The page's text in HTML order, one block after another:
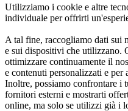
Utilizziamo i cookie e altre
individuale per offrirti
A tal fine, raccogliamo dati sui
e sui dispositivi che utilizzano.
ottimizzare continuamente il
e contenuti personalizzati e
Inoltre, possiamo confrontare i
fornitori esterni e mostrarti
online, ma solo se utilizzi già i